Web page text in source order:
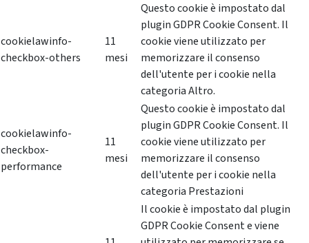
cookielawinfo-
checkbox-others
11
mesi
Questo cookie è impostato dal
plugin GDPR Cookie Consent. Il
cookie viene utilizzato per
memorizzare il consenso
dell'utente per i cookie nella
categoria Altro.
cookielawinfo-
checkbox-
performance
11
mesi
Questo cookie è impostato dal
plugin GDPR Cookie Consent. Il
cookie viene utilizzato per
memorizzare il consenso
dell'utente per i cookie nella
categoria Prestazioni
Il cookie è impostato dal plugin
GDPR Cookie Consent e viene